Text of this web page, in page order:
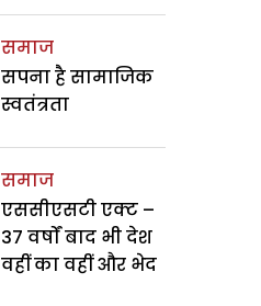
समाज
सपना है सामाजिक
स्वतंत्रता
समाज
एससीएसटी एक्ट –
37 वर्षों बाद भी देश
वहीं का वहीं और भेद